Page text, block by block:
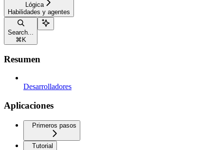
Lógica
Habilidades y agentes
Search...
⌘ K
Resumen
Desarrolladores
Aplicaciones
Primeros pasos
Tutorial